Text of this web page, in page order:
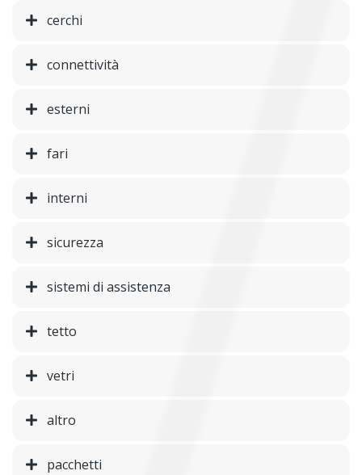
cerchi
connettività
esterni
fari
interni
sicurezza
sistemi di assistenza
tetto
vetri
altro
pacchetti